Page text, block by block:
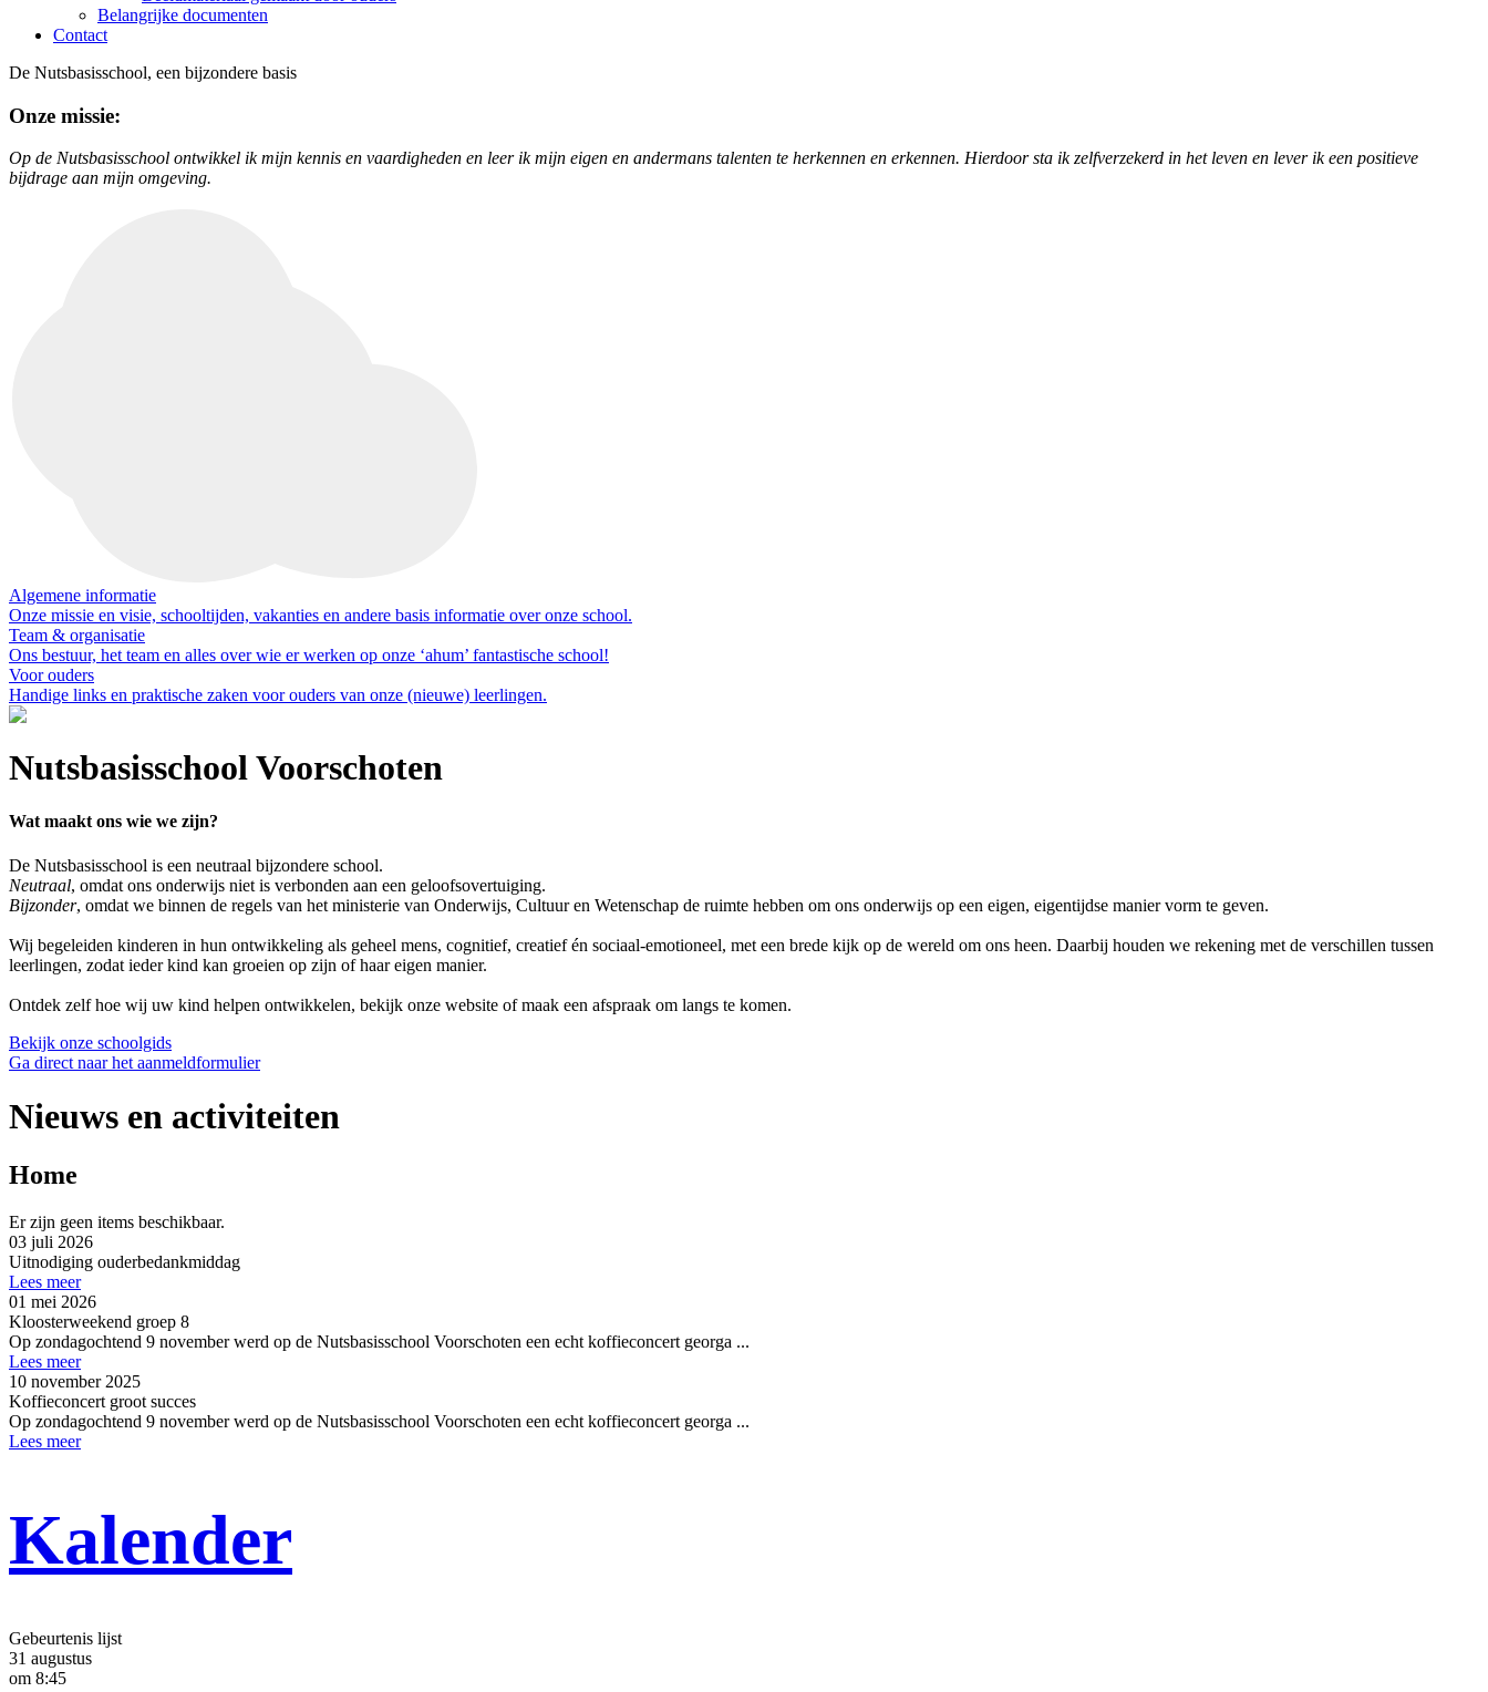
Belangrijke documenten
Contact
De Nutsbasisschool, een bijzondere basis
Onze missie:
Op de Nutsbasisschool ontwikkel ik mijn kennis en vaardigheden en leer ik mijn eigen en andermans talenten te herkennen en erkennen. Hierdoor sta ik zelfverzekerd in het leven en lever ik een positieve
bijdrage aan mijn omgeving.
Algemene informatie
Onze missie en visie, schooltijden, vakanties en andere basis informatie over onze school.
Team & organisatie
Ons bestuur, het team en alles over wie er werken op onze ‘ahum’ fantastische school!
Voor ouders
Handige links en praktische zaken voor ouders van onze (nieuwe) leerlingen.
Nutsbasisschool Voorschoten
Wat maakt ons wie we zijn?
De Nutsbasisschool is een neutraal bijzondere school.
Neutraal, omdat ons onderwijs niet is verbonden aan een geloofsovertuiging.
Bijzonder, omdat we binnen de regels van het ministerie van Onderwijs, Cultuur en Wetenschap de ruimte hebben om ons onderwijs op een eigen, eigentijdse manier vorm te geven.
Wij begeleiden kinderen in hun ontwikkeling als geheel mens, cognitief, creatief én sociaal-emotioneel, met een brede kijk op de wereld om ons heen. Daarbij houden we rekening met de verschillen tussen
leerlingen, zodat ieder kind kan groeien op zijn of haar eigen manier.
Ontdek zelf hoe wij uw kind helpen ontwikkelen, bekijk onze website of maak een afspraak om langs te komen.
Bekijk onze schoolgids
Ga direct naar het aanmeldformulier
Nieuws en activiteiten
Home
Er zijn geen items beschikbaar.
03 juli 2026
Uitnodiging ouderbedankmiddag
Lees meer
01 mei 2026
Kloosterweekend groep 8
Op zondagochtend 9 november werd op de Nutsbasisschool Voorschoten een echt koffieconcert georga ...
Lees meer
10 november 2025
Koffieconcert groot succes
Op zondagochtend 9 november werd op de Nutsbasisschool Voorschoten een echt koffieconcert georga ...
Lees meer
Kalender
Gebeurtenis lijst
31 augustus
om 8:45